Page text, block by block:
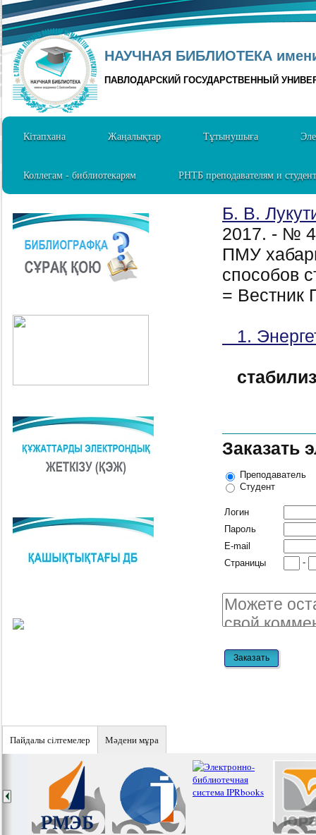
НАУЧНАЯ БИБЛИОТЕКА
ПАВЛОДАРСКИЙ ГОСУДАРСТВЕННЫЙ
Кітапхана Жаңалықтар Тұтынушыға
Коллегам - библиотекарям РНТБ преподавателям и
Б. В.
2017. - №
ПМУ
способов
= Вестник
1.
Заказать
Преподаватель
Студент
Логин
Пароль
E-mail
Страницы
-
Пайдалы сiлтемелер Мәдени мұра